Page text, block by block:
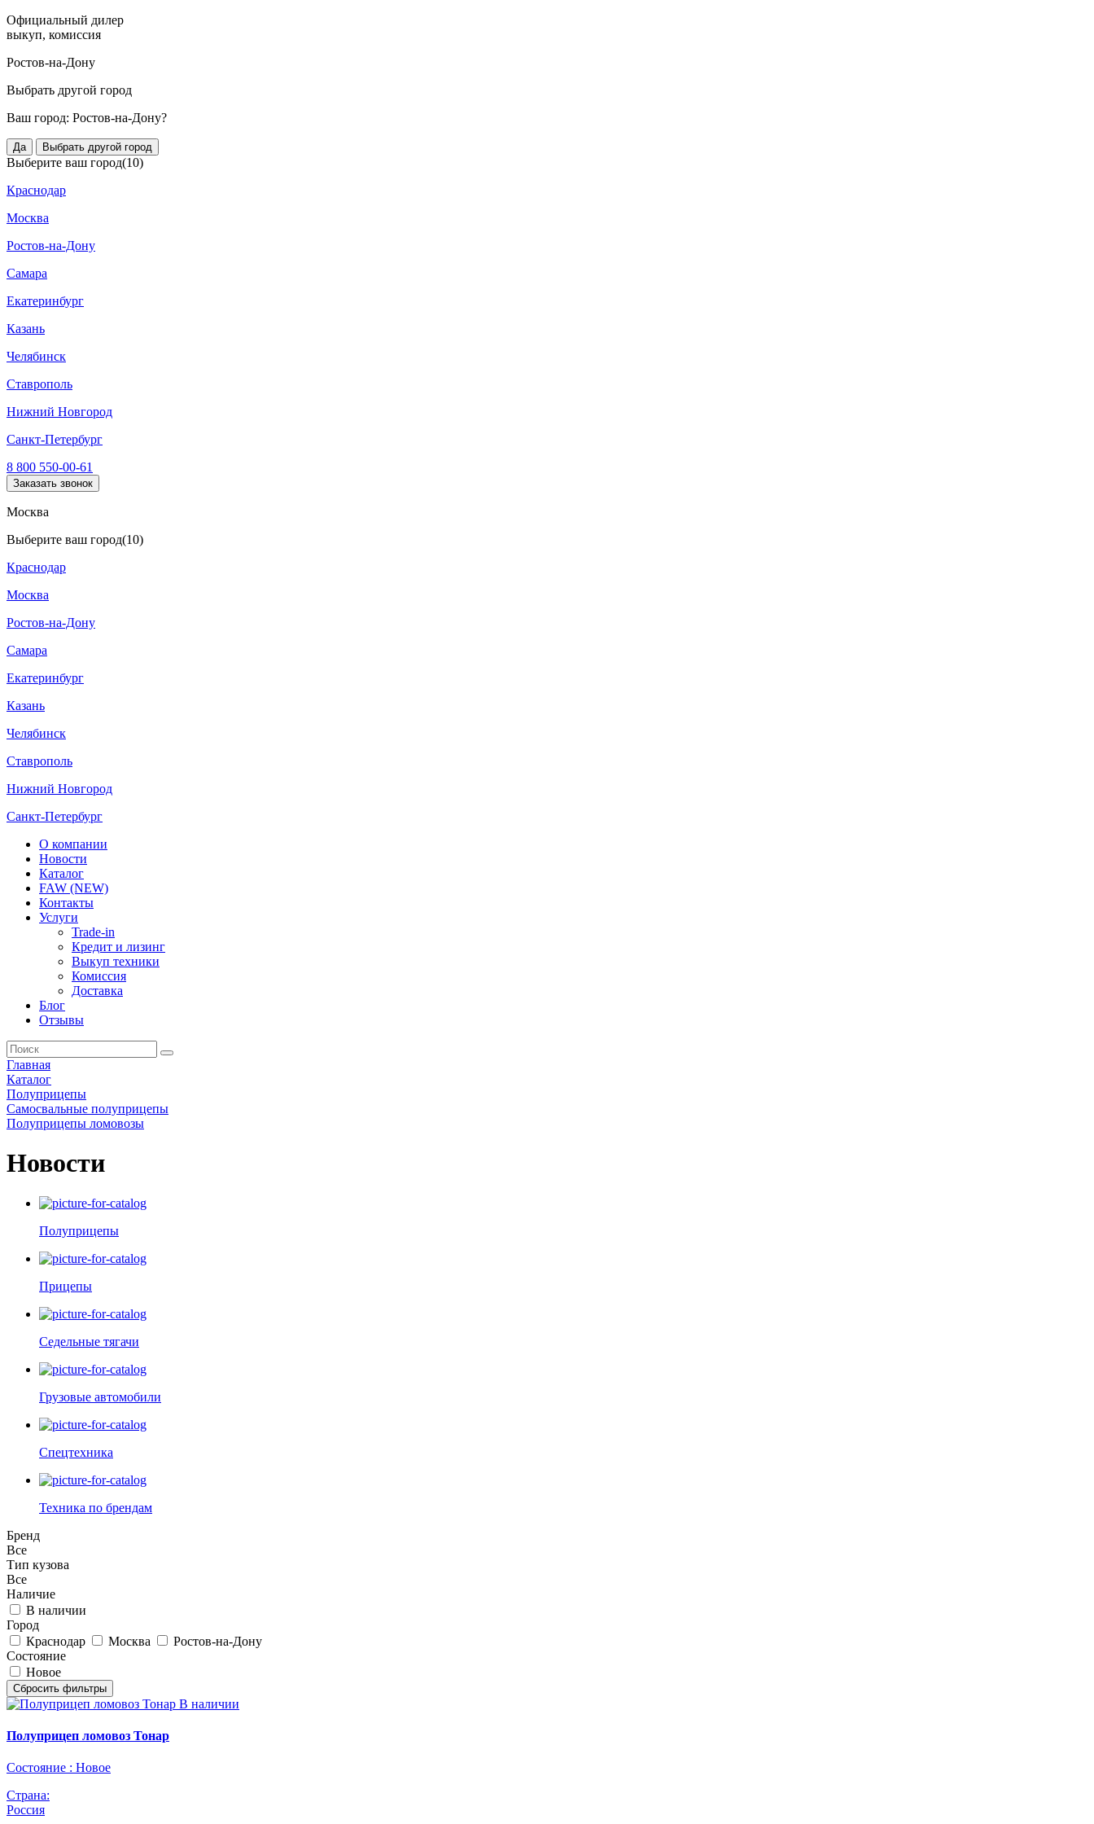
Официальный дилер
выкуп, комиссия
Ростов-на-Дону
Выбрать другой город
Ваш город: Ростов-на-Дону?
Да Выбрать другой город
Выберите ваш город(10)
Краснодар
Москва
Ростов-на-Дону
Самара
Екатеринбург
Казань
Челябинск
Ставрополь
Нижний Новгород
Санкт-Петербург
8 800 550-00-61
Заказать звонок
Москва
Выберите ваш город(10)
Краснодар
Москва
Ростов-на-Дону
Самара
Екатеринбург
Казань
Челябинск
Ставрополь
Нижний Новгород
Санкт-Петербург
О компании
Новости
Каталог
FAW (NEW)
Контакты
Услуги
Trade-in
Кредит и лизинг
Выкуп техники
Комиссия
Доставка
Блог
Отзывы
Главная
Каталог
Полуприцепы
Самосвальные полуприцепы
Полуприцепы ломовозы
Новости
Полуприцепы
Прицепы
Седельные тягачи
Грузовые автомобили
Спецтехника
Техника по брендам
Бренд
Все
Тип кузова
Все
Наличие
В наличии
Город
Краснодар
Москва
Ростов-на-Дону
Состояние
Новое
В наличии
Полуприцеп ломовоз Тонар
Состояние : Новое
Страна:
Россия